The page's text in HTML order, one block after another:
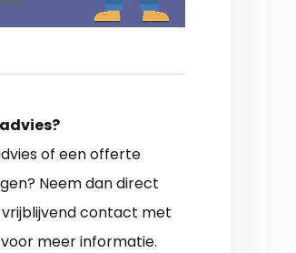
of een offerte
Neem dan direct
contact met
meer informatie.